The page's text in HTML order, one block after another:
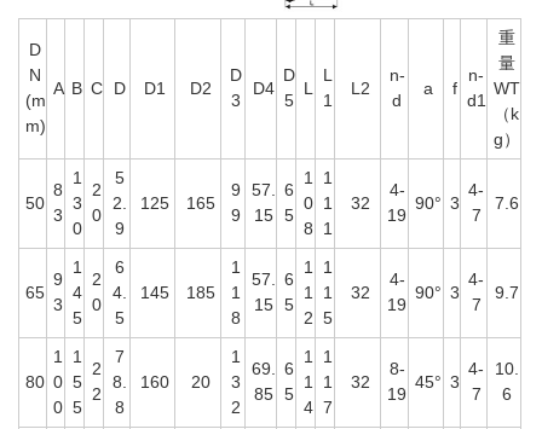
D
N
(m
m)
A B C D D1 D2
D
3
D4
D
5
L
L
1
L2
n-
d
a f
n-
d1
重
量
WT
（k
g）
50
8
3
1
3
0
2
0
5
2.
9
125 165
9
9
57.
15
6
5
1
0
8
1
1
1
32
4-
19
90° 3
4-
7
7.6
65
9
3
1
4
5
2
0
6
4.
5
145 185
1
1
8
57.
15
6
5
1
1
2
1
1
5
32
4-
19
90° 3
4-
7
9.7
80
1
0
0
1
5
5
2
2
7
8.
8
160 20
1
3
2
69.
85
6
5
1
1
4
1
1
7
32
8-
19
45° 3
4-
7
10.
6